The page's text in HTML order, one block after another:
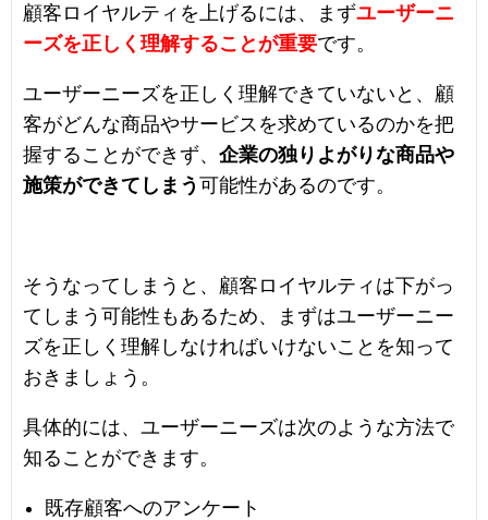
顧客ロイヤルティを上げるには、まずユーザーニ
ーズを正しく理解することが重要です。
ユーザーニーズを正しく理解できていないと、顧
客がどんな商品やサービスを求めているのかを把
握することができず、 企業の独りよがりな商品や
施策ができてしまう 可能性があるのです。
そうなってしまうと、顧客ロイヤルティは下がっ
てしまう可能性もあるため、まずはユーザーニー
ズを正しく理解しなければいけないことを知って
おきましょう。
具体的には、ユーザーニーズは次のような方法で
知ることができます。
既存顧客へのアンケート